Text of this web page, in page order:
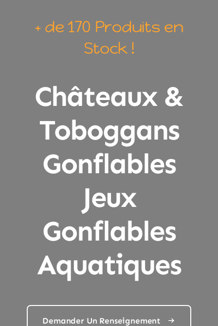
+ de 170 Produits en
Stock !
Châteaux &
Toboggans
Gonflables
Jeux
Gonflables
Aquatiques
Demander Un Renseignement